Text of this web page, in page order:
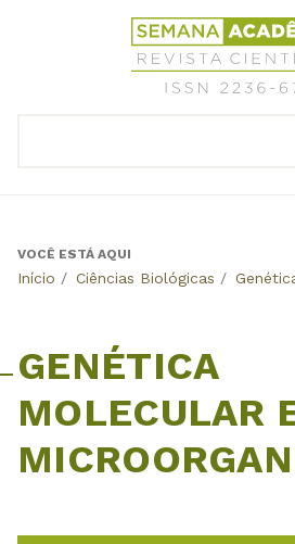
Revista
Científica
Semana
Back
VOCÊ ESTÁ AQUI
Início / Ciências Biológicas /
GENÉTICA
MOLECULAR